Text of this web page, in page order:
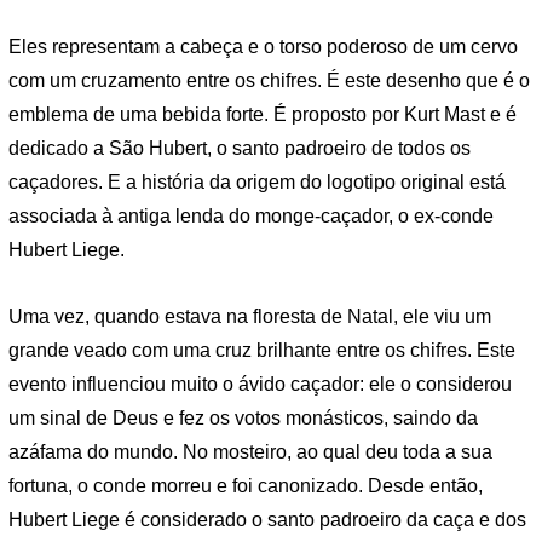
Eles representam a cabeça e o torso poderoso de um cervo
com um cruzamento entre os chifres. É este desenho que é o
emblema de uma bebida forte. É proposto por Kurt Mast e é
dedicado a São Hubert, o santo padroeiro de todos os
caçadores. E a história da origem do logotipo original está
associada à antiga lenda do monge-caçador, o ex-conde
Hubert Liege.
Uma vez, quando estava na floresta de Natal, ele viu um
grande veado com uma cruz brilhante entre os chifres. Este
evento influenciou muito o ávido caçador: ele o considerou
um sinal de Deus e fez os votos monásticos, saindo da
azáfama do mundo. No mosteiro, ao qual deu toda a sua
fortuna, o conde morreu e foi canonizado. Desde então,
Hubert Liege é considerado o santo padroeiro da caça e dos